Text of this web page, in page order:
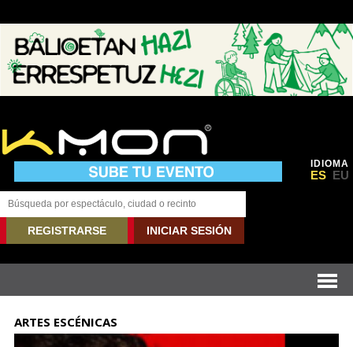
IDIOMA
ES EU
REGISTRARSE INICIAR SESIÓN
ARTES ESCÉNICAS